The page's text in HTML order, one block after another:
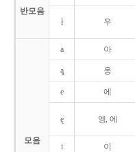
반모음
ł 우
모음
a 아
ą̨ 옹
e 에
ę 엥, 에
i 이